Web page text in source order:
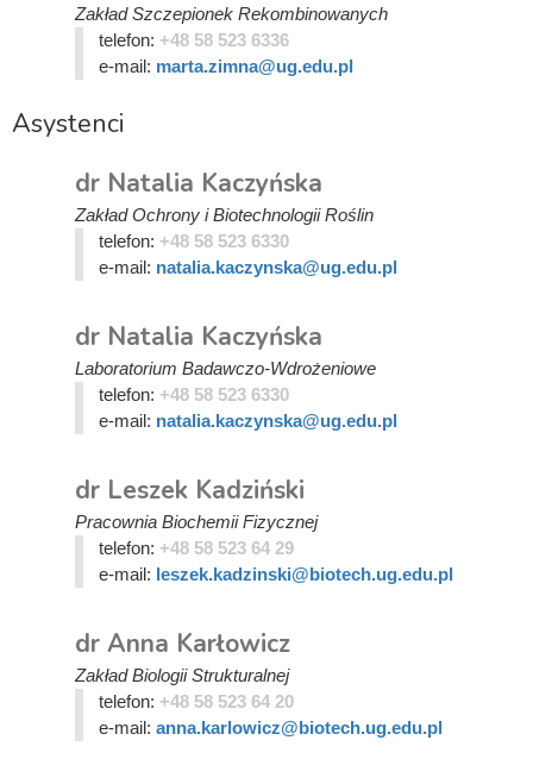
Zakład Szczepionek Rekombinowanych
telefon: +48 58 523 6336
e-mail: marta.zimna@ug.edu.pl
Asystenci
dr Natalia Kaczyńska
Zakład Ochrony i Biotechnologii Roślin
telefon: +48 58 523 6330
e-mail: natalia.kaczynska@ug.edu.pl
dr Natalia Kaczyńska
Laboratorium Badawczo-Wdrożeniowe
telefon: +48 58 523 6330
e-mail: natalia.kaczynska@ug.edu.pl
dr Leszek Kadziński
Pracownia Biochemii Fizycznej
telefon: +48 58 523 64 29
e-mail: leszek.kadzinski@biotech.ug.edu.pl
dr Anna Karłowicz
Zakład Biologii Strukturalnej
telefon: +48 58 523 64 20
e-mail: anna.karlowicz@biotech.ug.edu.pl